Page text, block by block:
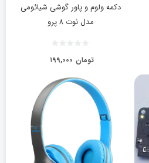
دکمه ولوم و پاور گوشی شیائومی
مدل نوت ۸ پرو
۱۹۹,۰۰۰ تومان